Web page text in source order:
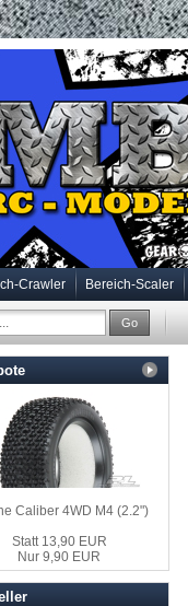
Crawler Bereich-Scaler
Go
Caliber 4WD M4 (2.2")
Statt 13,90 EUR
Nur 9,90 EUR